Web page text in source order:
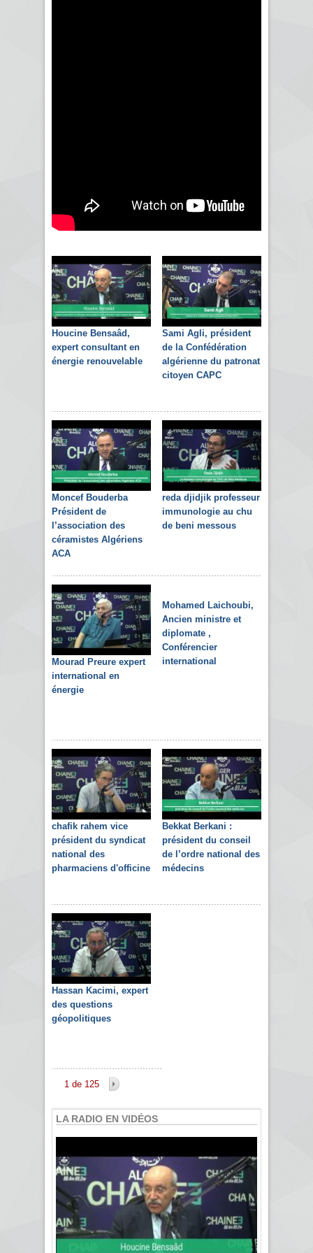
Houcine Bensaâd,
expert consultant en
énergie renouvelable
Sami Agli, président
de la Confédération
algérienne du patronat
citoyen CAPC
Moncef Bouderba
Président de
l’association des
céramistes Algériens
ACA
reda djidjik professeur
immunologie au chu
de beni messous
Mourad Preure expert
international en
énergie
Mohamed Laichoubi,
Ancien ministre et
diplomate ,
Conférencier
international
chafik rahem vice
président du syndicat
national des
pharmaciens d'officine
Bekkat Berkani :
président du conseil
de l’ordre national des
médecins
Hassan Kacimi, expert
des questions
géopolitiques
1 de 125
LA RADIO EN VIDÉOS